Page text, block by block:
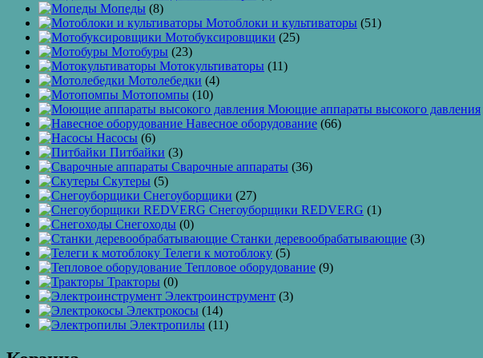
Мопеды (8)
Мотоблоки и культиваторы (51)
Мотобуксировщики (25)
Мотобуры (23)
Мотокультиваторы (11)
Мотолебедки (4)
Мотопомпы (10)
Моющие аппараты высокого давления
Навесное оборудование (66)
Насосы (6)
Питбайки (3)
Сварочные аппараты (36)
Скутеры (5)
Снегоуборщики (27)
Снегоуборщики REDVERG (1)
Снегоходы (0)
Станки деревообрабатывающие (3)
Телеги к мотоблоку (5)
Тепловое оборудование (9)
Тракторы (0)
Электроинструмент (3)
Электрокосы (14)
Электропилы (11)